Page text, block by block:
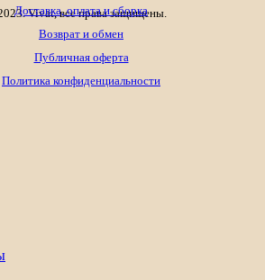
Vivat, все права защищены.
Доставка, оплата и сборка
Возврат и обмен
Публичная оферта
Политика конфиденциальности